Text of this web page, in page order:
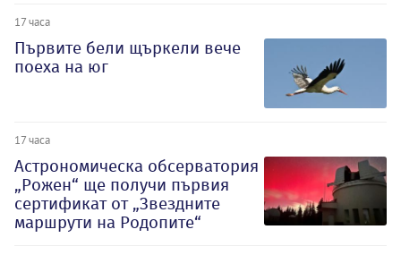
17 часа
Първите бели щъркели вече
поеха на юг
17 часа
Астрономическа обсерватория
„Рожен“ ще получи първия
сертификат от „Звездните
маршрути на Родопите“